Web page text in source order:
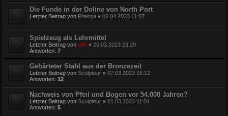
Die Funde in der Doline von North Port
Letzter Beitrag von Pitassa « 06.04.2023 11:07
Spielzeug als Lehrmittel
Letzter Beitrag von ulfr « 25.03.2023 23:29
Antworten: 7
Gehärteter Stahl aus der Bronzezeit
Letzter Beitrag von Sculpteur « 07.03.2023 16:12
Antworten: 12
Nachweis von Pfeil und Bogen vor 54.000 Jahren?
Letzter Beitrag von Sculpteur « 01.03.2023 11:04
Antworten: 5